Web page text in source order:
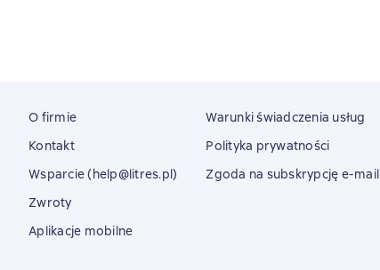
O firmie
Kontakt
Wsparcie (help@litres.pl)
Zwroty
Aplikacje mobilne
Warunki świadczenia usług
Polityka prywatności
Zgoda na subskrypcję e-mail